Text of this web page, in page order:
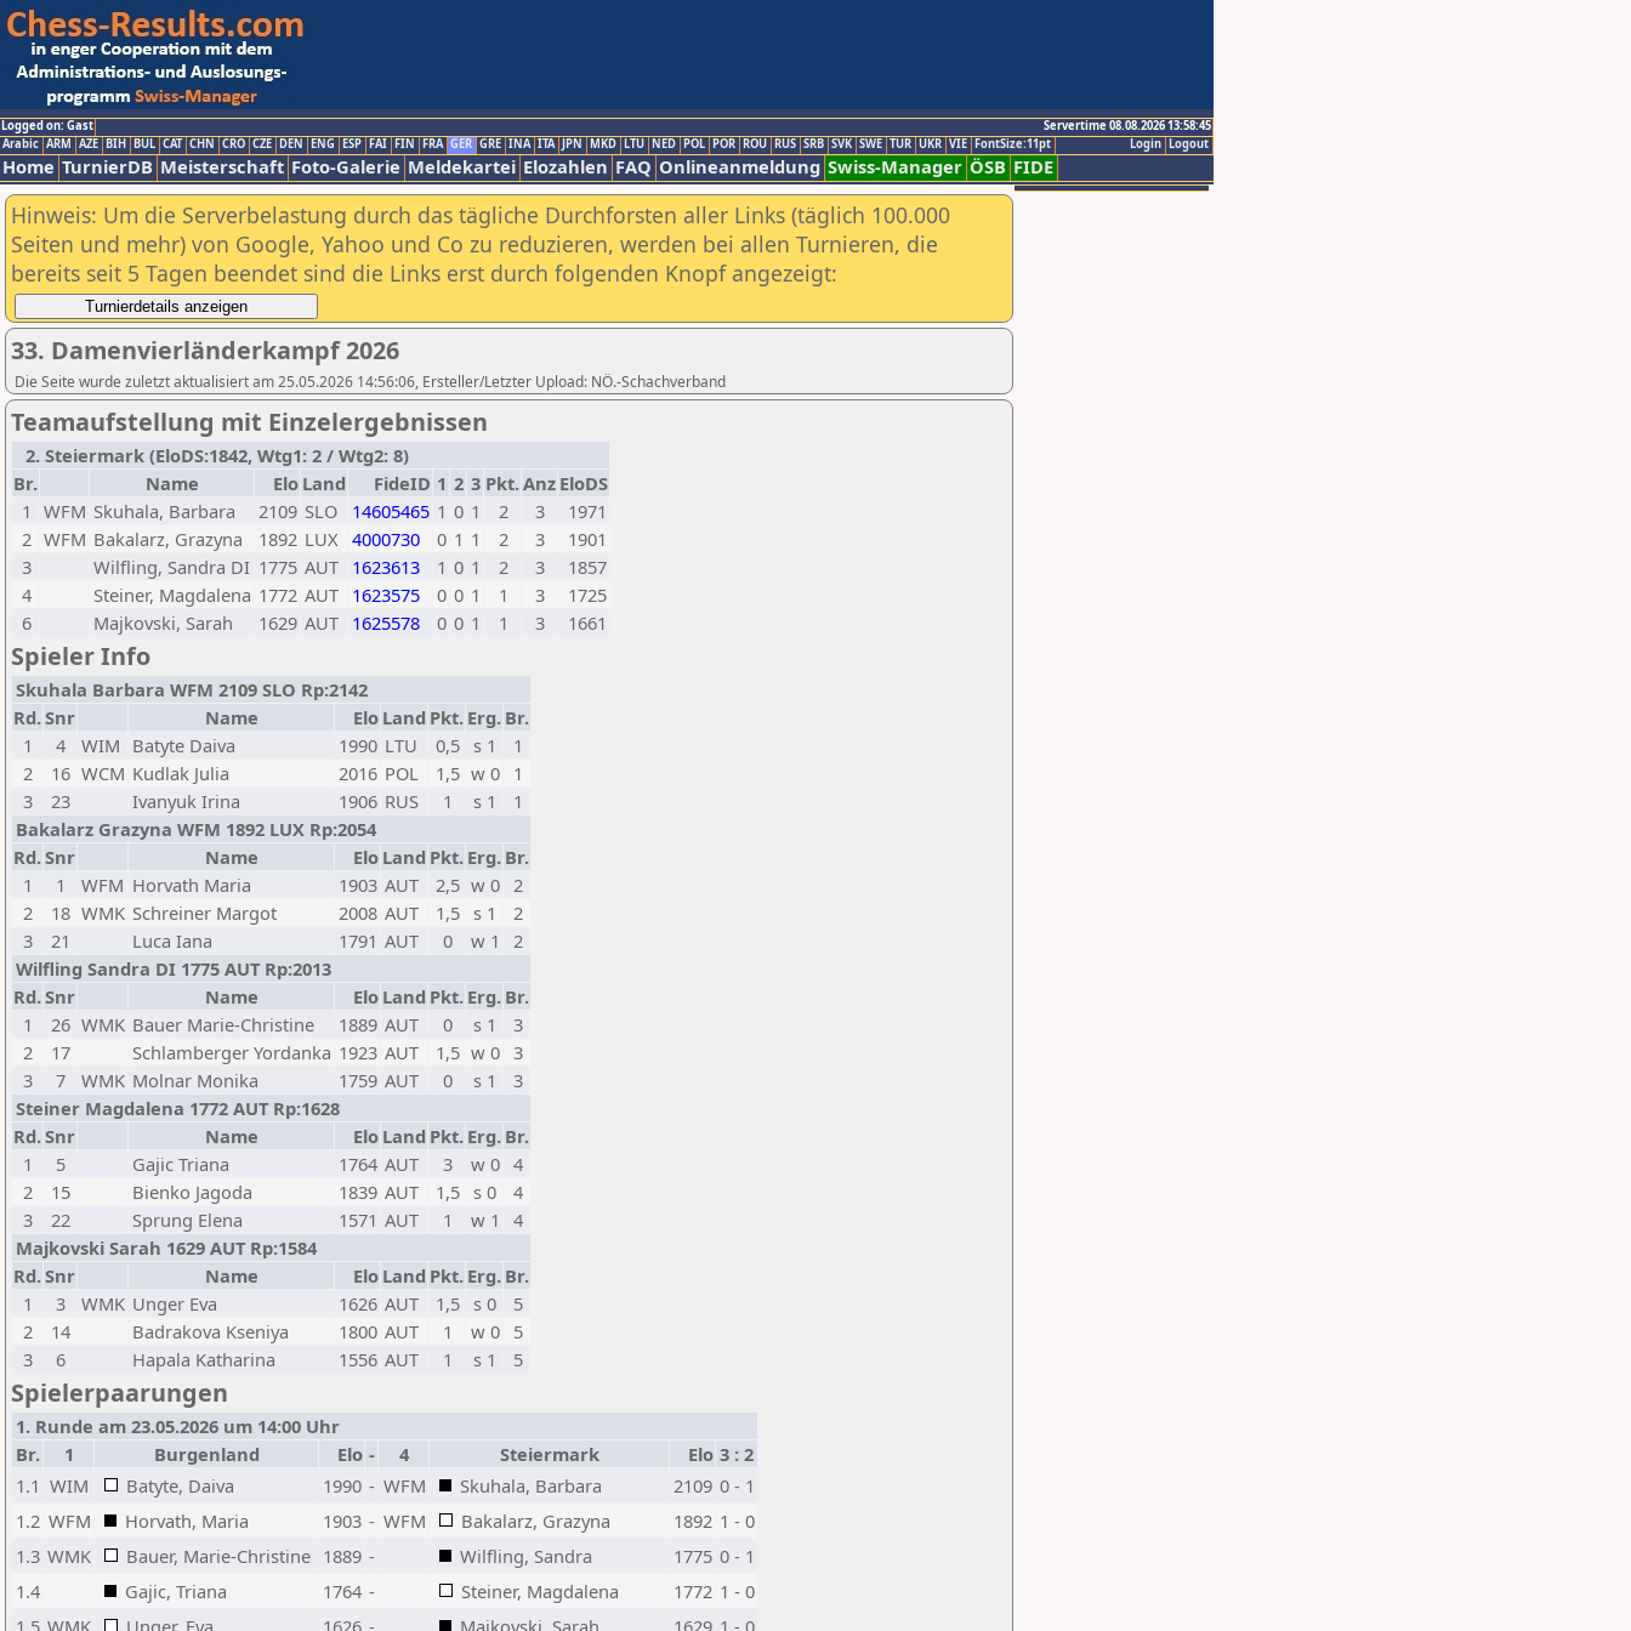
Logged on: Gast
Servertime 08.08.2026 13:58:45
Logout
Login
Arabic ARM AZE BIH BUL CAT CHN CRO CZE DEN ENG ESP FAI FIN FRA GER GRE INA ITA JPN MKD LTU NED POL POR ROU RUS SRB SVK SWE TUR UKR VIE FontSize:11pt
Home TurnierDB Meisterschaft Foto-Galerie Meldekartei Elozahlen FAQ Onlineanmeldung Swiss-Manager ÖSB FIDE
Hinweis: Um die Serverbelastung durch das tägliche Durchforsten aller Links (täglich 100.000
Seiten und mehr) von Google, Yahoo und Co zu reduzieren, werden bei allen Turnieren, die
bereits seit 5 Tagen beendet sind die Links erst durch folgenden Knopf angezeigt:
33. Damenvierländerkampf 2026
Die Seite wurde zuletzt aktualisiert am 25.05.2026 14:56:06, Ersteller/Letzter Upload: NÖ.-Schachverband
Teamaufstellung mit Einzelergebnissen
2. Steiermark (EloDS:1842, Wtg1: 2 / Wtg2: 8)
Br.
Name Elo Land FideID 1 2 3 Pkt.Anz EloDS
1 WFM Skuhala, Barbara 2109 SLO 14605465 1 0 1 2 3
1971
2 WFM Bakalarz, Grazyna 1892 LUX 4000730 0 1 1 2 3
1901
3
Wilfling, Sandra DI 1775 AUT 1623613 1 0 1 2 3
1857
4
Steiner, Magdalena 1772 AUT 1623575 0 0 1 1 3
1725
6
Majkovski, Sarah 1629 AUT 1625578 0 0 1 1 3 1661
Spieler Info
Skuhala Barbara WFM 2109 SLO Rp:2142
Rd.Snr Name Elo Land Pkt. Erg. Br.
1
4 WIM Batyte Daiva 1990 LTU 0,5 s 1
1
2
16 WCM Kudlak Julia 2016 POL 1,5 w 0
1
3
23 Ivanyuk Irina 1906 RUS 1 s 1
1
Bakalarz Grazyna WFM 1892 LUX Rp:2054
Rd.Snr Name Elo Land Pkt. Erg. Br.
1
1 WFM Horvath Maria 1903 AUT 2,5 w 0 2
2
18 WMK Schreiner Margot 2008 AUT 1,5 s 1
2
3
21 Luca Iana 1791 AUT 0 w 1
2
Wilfling Sandra DI 1775 AUT Rp:2013
Rd.Snr Name Elo Land Pkt. Erg. Br.
1
26 WMK Bauer Marie-Christine 1889 AUT 0 s 1
3
2
17 Schlamberger Yordanka 1923 AUT 1,5 w 0 3
3
7 WMK Molnar Monika 1759 AUT 0 s 1
3
Steiner Magdalena 1772 AUT Rp:1628
Rd.Snr Name Elo Land Pkt. Erg. Br.
1
5 Gajic Triana 1764 AUT 3 w 0 4
2
15 Bienko Jagoda 1839 AUT 1,5 s 0
4
3
22 Sprung Elena 1571 AUT 1 w 1
4
Majkovski Sarah 1629 AUT Rp:1584
Rd.Snr Name Elo Land Pkt. Erg. Br.
1
3 WMK Unger Eva 1626 AUT 1,5 s 0
5
2
14 Badrakova Kseniya 1800 AUT 1 w 0
5
3
6 Hapala Katharina 1556 AUT 1 s 1 5
Spielerpaarungen
1. Runde am 23.05.2026 um 14:00 Uhr
Br.
1 Burgenland Elo - 4 Steiermark Elo 3 : 2
1.1 WIM Batyte, Daiva 1990 - WFM Skuhala, Barbara 2109 0 - 1
1.2 WFM Horvath, Maria 1903 - WFM Bakalarz, Grazyna 1892 1 - 0
1.3 WMK Bauer, Marie-Christine 1889 - Wilfling, Sandra 1775 0 - 1
1.4
Gajic, Triana 1764 - Steiner, Magdalena 1772 1 - 0
1.5 WMK Unger, Eva 1626 - Majkovski, Sarah 1629 1 - 0